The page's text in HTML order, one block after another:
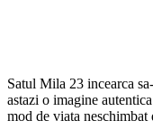
Satul Mila 23 incearca
astazi o imagine
mod de viata neschimbat